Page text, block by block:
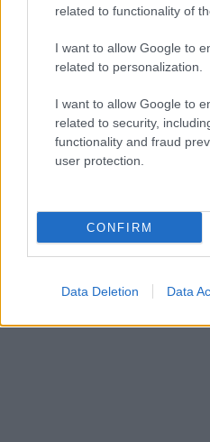
related to functionality of
I want to allow Google to
related to personalization.
I want to allow Google to
related to security,
functionality and fraud
user protection.
CONFIRM
Data Deletion Data